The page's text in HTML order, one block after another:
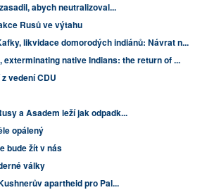
abych neutralizoval...
Rusů ve výtahu
likvidace domorodých indiánů: Návrat n...
native Indians: the return of ...
vedení CDU
a Asadem leží jak odpadk...
opálený
bude žít v nás
války
apartheid pro Pal...